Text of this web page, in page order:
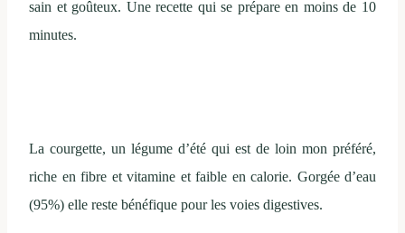
sain et goûteux. Une recette qui se prépare en moins de 10
minutes.
La courgette, un légume d’été qui est de loin mon préféré,
riche en fibre et vitamine et faible en calorie. Gorgée d’eau
(95%) elle reste bénéfique pour les voies digestives.